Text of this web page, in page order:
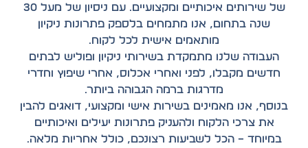
של שירותים איכותיים ומקצועיים. עם ניסיון של מעל 30
שנה בתחום, אנו מתמחים בלספק פתרונות ניקיון
מותאמים אישית לכל לקוח.
העבודה שלנו מתמקדת בשירותי ניקיון ופוליש לבתים
חדשים מקבלו, לפני ואחרי אכלוס, אחרי שיפוץ וחדרי
מדרגות ברמה הגבוהה ביותר.
בנוסף, אנו מאמינים בשירות אישי ומקצועי, דואגים להבין
את צרכי הלקוח ולהעניק פתרונות יעילים ואיכותיים
במיוחד – הכל לשביעות רצונכם, כולל אחריות מלאה.